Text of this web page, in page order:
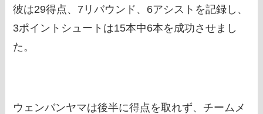
彼は29得点、7リバウンド、6アシストを記録し、
3ポイントシュートは15本中6本を成功させまし
た。
ウェンバンヤマは後半に得点を取れず、チームメ